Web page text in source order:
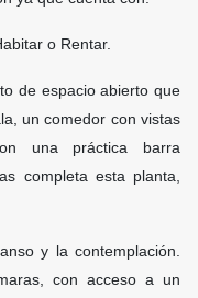
o Rentar.
de espacio abierto que
un comedor con vistas
una práctica barra
completa esta planta,
y la contemplación.
con acceso a un